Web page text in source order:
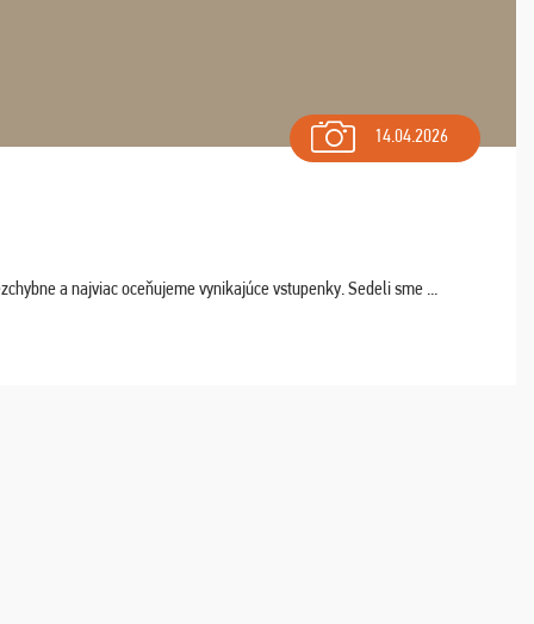
14.04.2026
a najviac oceňujeme vynikajúce vstupenky. Sedeli sme ...